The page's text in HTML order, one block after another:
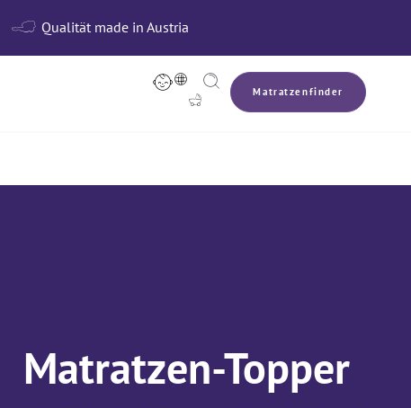
 Qualität made in Austria



Matratzenfinder
Matratzen-Topper